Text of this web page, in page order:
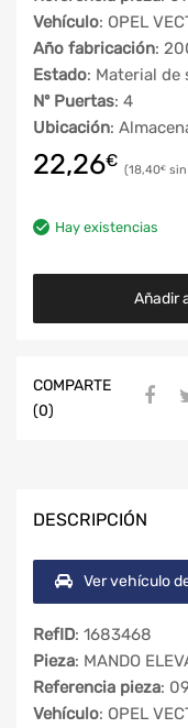
Vehículo: OPEL
Año fabricación:
Estado: Material de
Nº Puertas: 4
Ubicación:
22,26€ 18,40€
Hay existencias
Añadir
COMPARTE
(0)
DESCRIPCIÓN
Ver vehículo
RefID: 1683468
Pieza: MANDO
Referencia pieza:
Vehículo: OPEL